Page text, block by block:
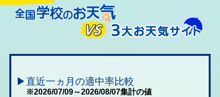
▶直近一ヵ月の適中率比較
※2026/07/09～2026/08/07集計の値